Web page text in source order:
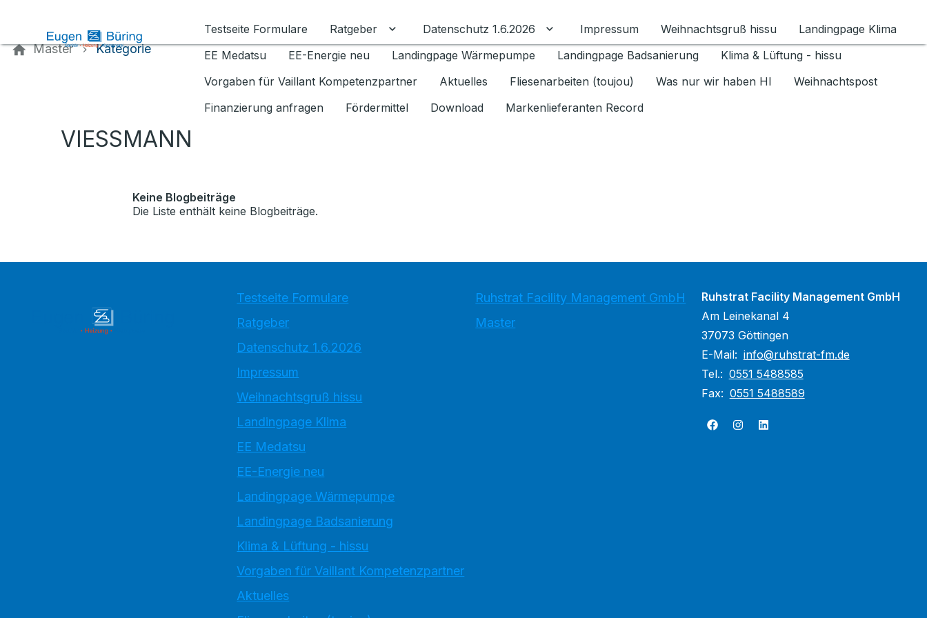
Testseite Formulare
Ratgeber Untermenü für Ratgeber umschalten
Datenschutz 1.6.2026 Untermenü für Datenschutz 1.6.2026 umschalten
Impressum Weihnachtsgruß hissu
Landingpage Klima
EE Medatsu
EE-Energie neu Landingpage Wärmepumpe Landingpage Badsanierung
Klima & Lüftung - hissu
Vorgaben für Vaillant Kompetenzpartner
Aktuelles Fliesenarbeiten (toujou) Was nur wir haben HI
Weihnachtspost
Finanzierung anfragen
Fördermittel Download Markenlieferanten Record
Master Kategorie
VIESSMANN
Keine Blogbeiträge
Die Liste enthält keine Blogbeiträge.
Testseite Formulare
Ratgeber
Datenschutz 1.6.2026
Impressum
Weihnachtsgruß hissu
Landingpage Klima
EE Medatsu
EE-Energie neu
Landingpage Wärmepumpe
Landingpage Badsanierung
Klima & Lüftung - hissu
Vorgaben für Vaillant Kompetenzpartner
Aktuelles
Ruhstrat Facility Management GmbH
Master
Ruhstrat Facility Management GmbH
Am Leinekanal 4
37073 Göttingen
E-Mail: info@ruhstrat-fm.de
Tel.: 0551 5488585
Fax: 0551 5488589